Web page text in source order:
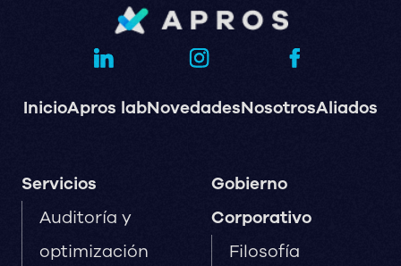
InicioApros labNovedadesNosotrosAliados
Servicios
Auditoría y
optimización
Gobierno
Corporativo
Filosofía